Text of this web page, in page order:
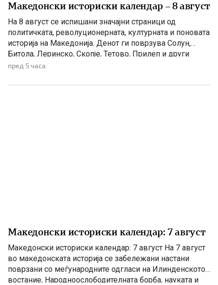
Македонски историски календар – 8 август
На 8 август се испишани значајни страници од
политичката, револуционерната, културната и поновата
историја на Македонија. Денот ги поврзува Солун,
Битола, Леринско, Скопје, Тетово, Прилеп и други
македонски краишта. 1903 – Убиен рускиот конзул
година, во екот на Илинденското востание, во Битола
пред 5 часа
Македонски историски календар: 7 август
Македонски историски календар: 7 август На 7 август
во македонската историја се забележани настани
поврзани со меѓународните одгласи на Илинденското
востание, Народноослободителната борба, науката и